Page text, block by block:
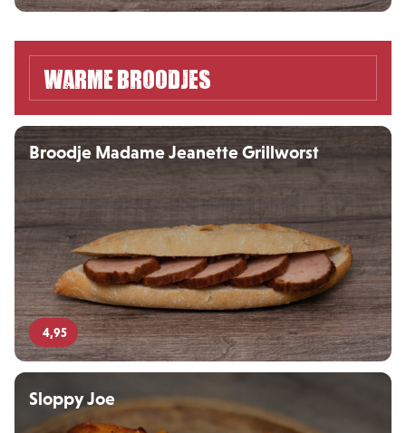
Warme broodjes
Broodje Madame Jeanette Grillworst
4,95
Sloppy Joe